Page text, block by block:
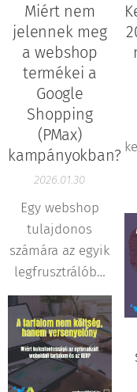
Miért nem
jelennek meg
a webshop
termékei a
Google
Shopping
(PMax)
kampányokban?
2026.01.30
Egy webshop
tulajdonos
számára az egyik
legfrusztrálóbb
helyzet, amikor
"elvileg minden
rendben van",
mégsem
jelennek meg a